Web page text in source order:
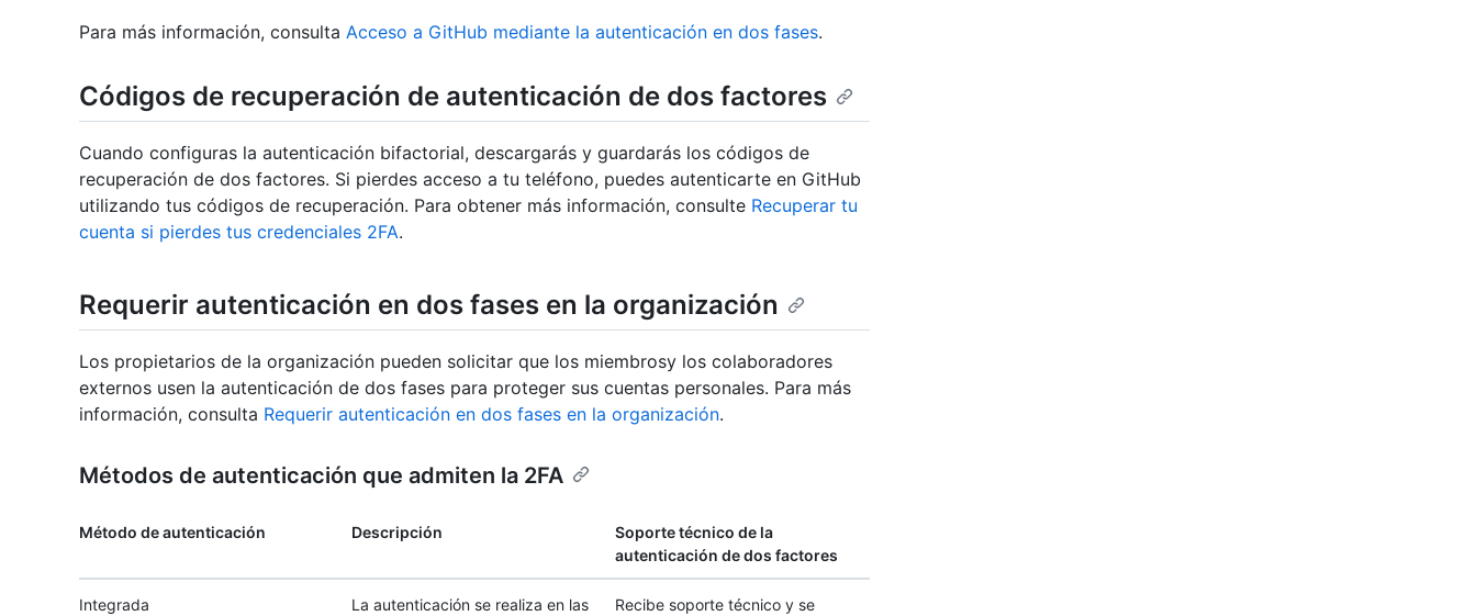
Para más información, consulta Acceso a GitHub mediante la autenticación en dos fases.
Códigos de recuperación de autenticación de dos factores
Cuando configuras la autenticación bifactorial, descargarás y guardarás los códigos de
recuperación de dos factores. Si pierdes acceso a tu teléfono, puedes autenticarte en GitHub
utilizando tus códigos de recuperación. Para obtener más información, consulte Recuperar tu
cuenta si pierdes tus credenciales 2FA.
Requerir autenticación en dos fases en la organización
Los propietarios de la organización pueden solicitar que los miembrosy los colaboradores
externos usen la autenticación de dos fases para proteger sus cuentas personales. Para más
información, consulta Requerir autenticación en dos fases en la organización.
Métodos de autenticación que admiten la 2FA
Método de autenticación Descripción
Soporte técnico de la
autenticación de dos factores
Integrada
La autenticación se realiza en las
Recibe soporte técnico y se